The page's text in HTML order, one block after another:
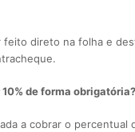
feito direto na folha e
de forma obrigatória?
a cobrar o percentual